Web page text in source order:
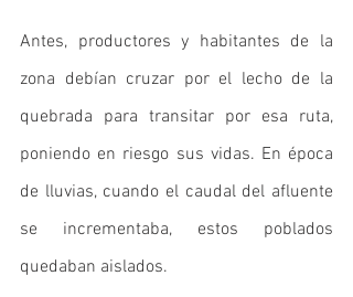
Antes, productores y habitantes de la
zona debían cruzar por el lecho de la
quebrada para transitar por esa ruta,
poniendo en riesgo sus vidas. En época
de lluvias, cuando el caudal del afluente
se incrementaba, estos poblados
quedaban aislados.